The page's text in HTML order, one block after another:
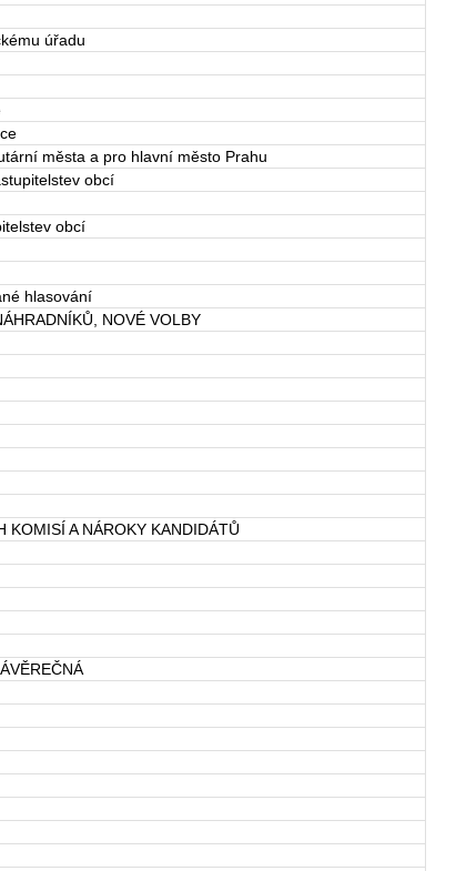
úřadu
města a pro hlavní město Prahu
obcí
obcí
hlasování
NOVÉ VOLBY
KOMISÍ A NÁROKY KANDIDÁTŮ